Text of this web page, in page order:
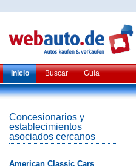
Inicio Buscar Guía
Concesionarios y
establecimientos
asociados cercanos
American Classic Cars